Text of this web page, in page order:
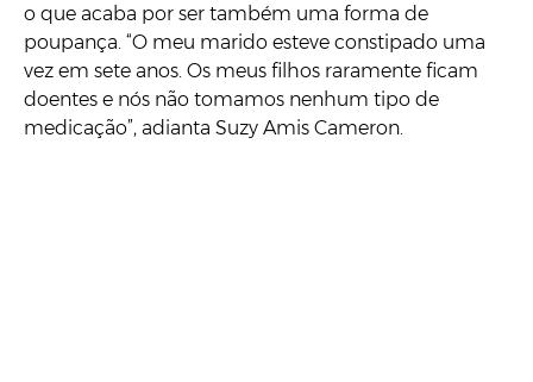
o que acaba por ser também uma forma de
poupança. “O meu marido esteve constipado uma
vez em sete anos. Os meus filhos raramente ficam
doentes e nós não tomamos nenhum tipo de
medicação”, adianta Suzy Amis Cameron.